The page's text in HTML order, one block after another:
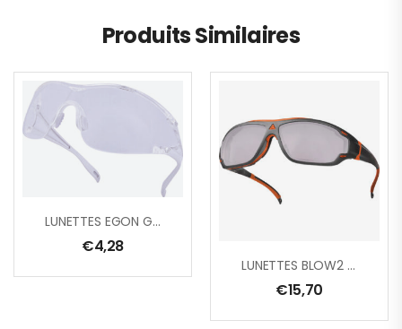
Produits Similaires
LUNETTES EGON GR/INCOLORE
€4,28
LUNETTES BLOW2 LIGHT MIRROR
€15,70